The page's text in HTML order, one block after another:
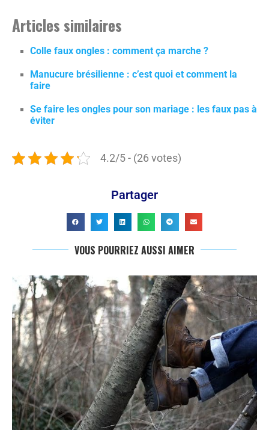
Articles similaires
Colle faux ongles : comment ça marche ?
Manucure brésilienne : c’est quoi et comment la
faire
Se faire les ongles pour son mariage : les faux pas à
éviter
4.2/5 - (26 votes)
Partager
VOUS POURRIEZ AUSSI AIMER